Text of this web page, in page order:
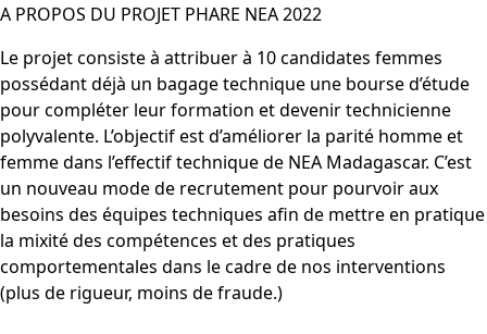
A PROPOS DU PROJET PHARE NEA 2022
Le projet consiste à attribuer à 10 candidates femmes
possédant déjà un bagage technique une bourse d’étude
pour compléter leur formation et devenir technicienne
polyvalente. L’objectif est d’améliorer la parité homme et
femme dans l’effectif technique de NEA Madagascar. C’est
un nouveau mode de recrutement pour pourvoir aux
besoins des équipes techniques afin de mettre en pratique
la mixité des compétences et des pratiques
comportementales dans le cadre de nos interventions
(plus de rigueur, moins de fraude.)